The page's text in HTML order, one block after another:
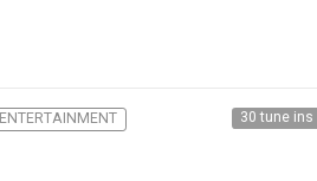
ENTERTAINMENT 30 tune ins